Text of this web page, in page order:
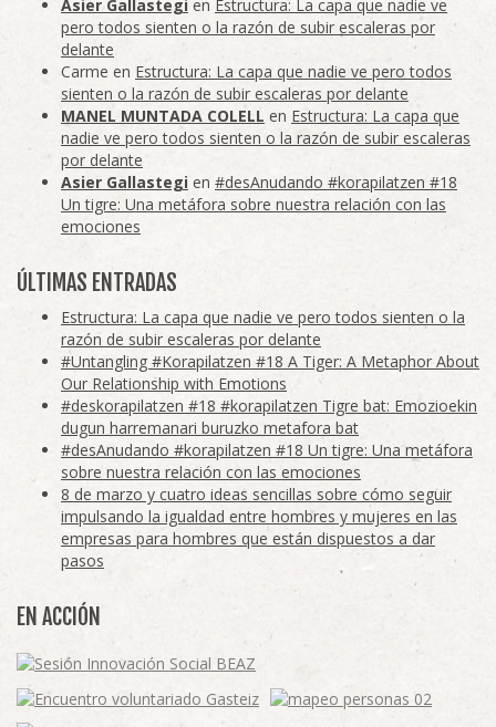
Asier Gallastegi en Estructura: La capa que nadie ve
pero todos sienten o la razón de subir escaleras por
delante
Carme en Estructura: La capa que nadie ve pero todos
sienten o la razón de subir escaleras por delante
MANEL MUNTADA COLELL en Estructura: La capa que
nadie ve pero todos sienten o la razón de subir escaleras
por delante
Asier Gallastegi en #desAnudando #korapilatzen #18
Un tigre: Una metáfora sobre nuestra relación con las
emociones
ÚLTIMAS ENTRADAS
Estructura: La capa que nadie ve pero todos sienten o la
razón de subir escaleras por delante
#Untangling #Korapilatzen #18 A Tiger: A Metaphor About
Our Relationship with Emotions
#deskorapilatzen #18 #korapilatzen Tigre bat: Emozioekin
dugun harremanari buruzko metafora bat
#desAnudando #korapilatzen #18 Un tigre: Una metáfora
sobre nuestra relación con las emociones
8 de marzo y cuatro ideas sencillas sobre cómo seguir
impulsando la igualdad entre hombres y mujeres en las
empresas para hombres que están dispuestos a dar
pasos
EN ACCIÓN